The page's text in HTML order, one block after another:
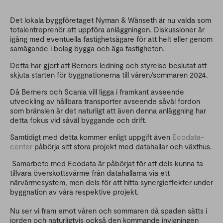
Det lokala byggföretaget Nyman & Wänseth är nu valda som
totalentreprenör att uppföra anläggningen. Diskussioner är
igång med eventuella fastighetsägare för att helt eller genom
samägande i bolag bygga och äga fastigheten.
Detta har gjort att Berners ledning och styrelse beslutat att
skjuta starten för byggnationerna till våren/sommaren 2024.
Då Berners och Scania vill ligga i framkant avseende
utveckling av hållbara transporter avseende såväl fordon
som bränslen är det naturligt att även denna anläggning har
detta fokus vid såväl byggande och drift.
Samtidigt med detta kommer enligt uppgift även Ecodata-
center påbörja sitt stora projekt med datahallar och växthus.
Samarbete med Ecodata är påbörjat för att dels kunna ta
tillvara överskottsvärme från datahallarna via ett
närvärmesystem, men dels för att hitta synergieffekter under
byggnation av våra respektive projekt.
Nu ser vi fram emot våren och sommaren då spaden sätts i
jorden och naturligtvis också den kommande invigningen